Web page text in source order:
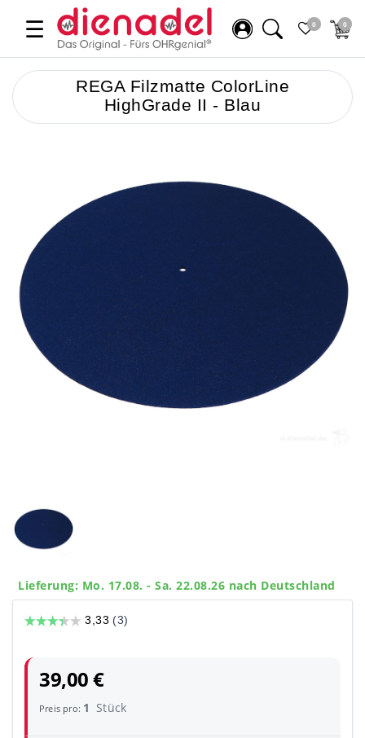
☰ 0 0
REGA Filzmatte ColorLine
HighGrade II - Blau
Lieferung: Mo. 17.08. - Sa. 22.08.26 nach Deutschland
39,00 €
Preis pro: 1 Stück